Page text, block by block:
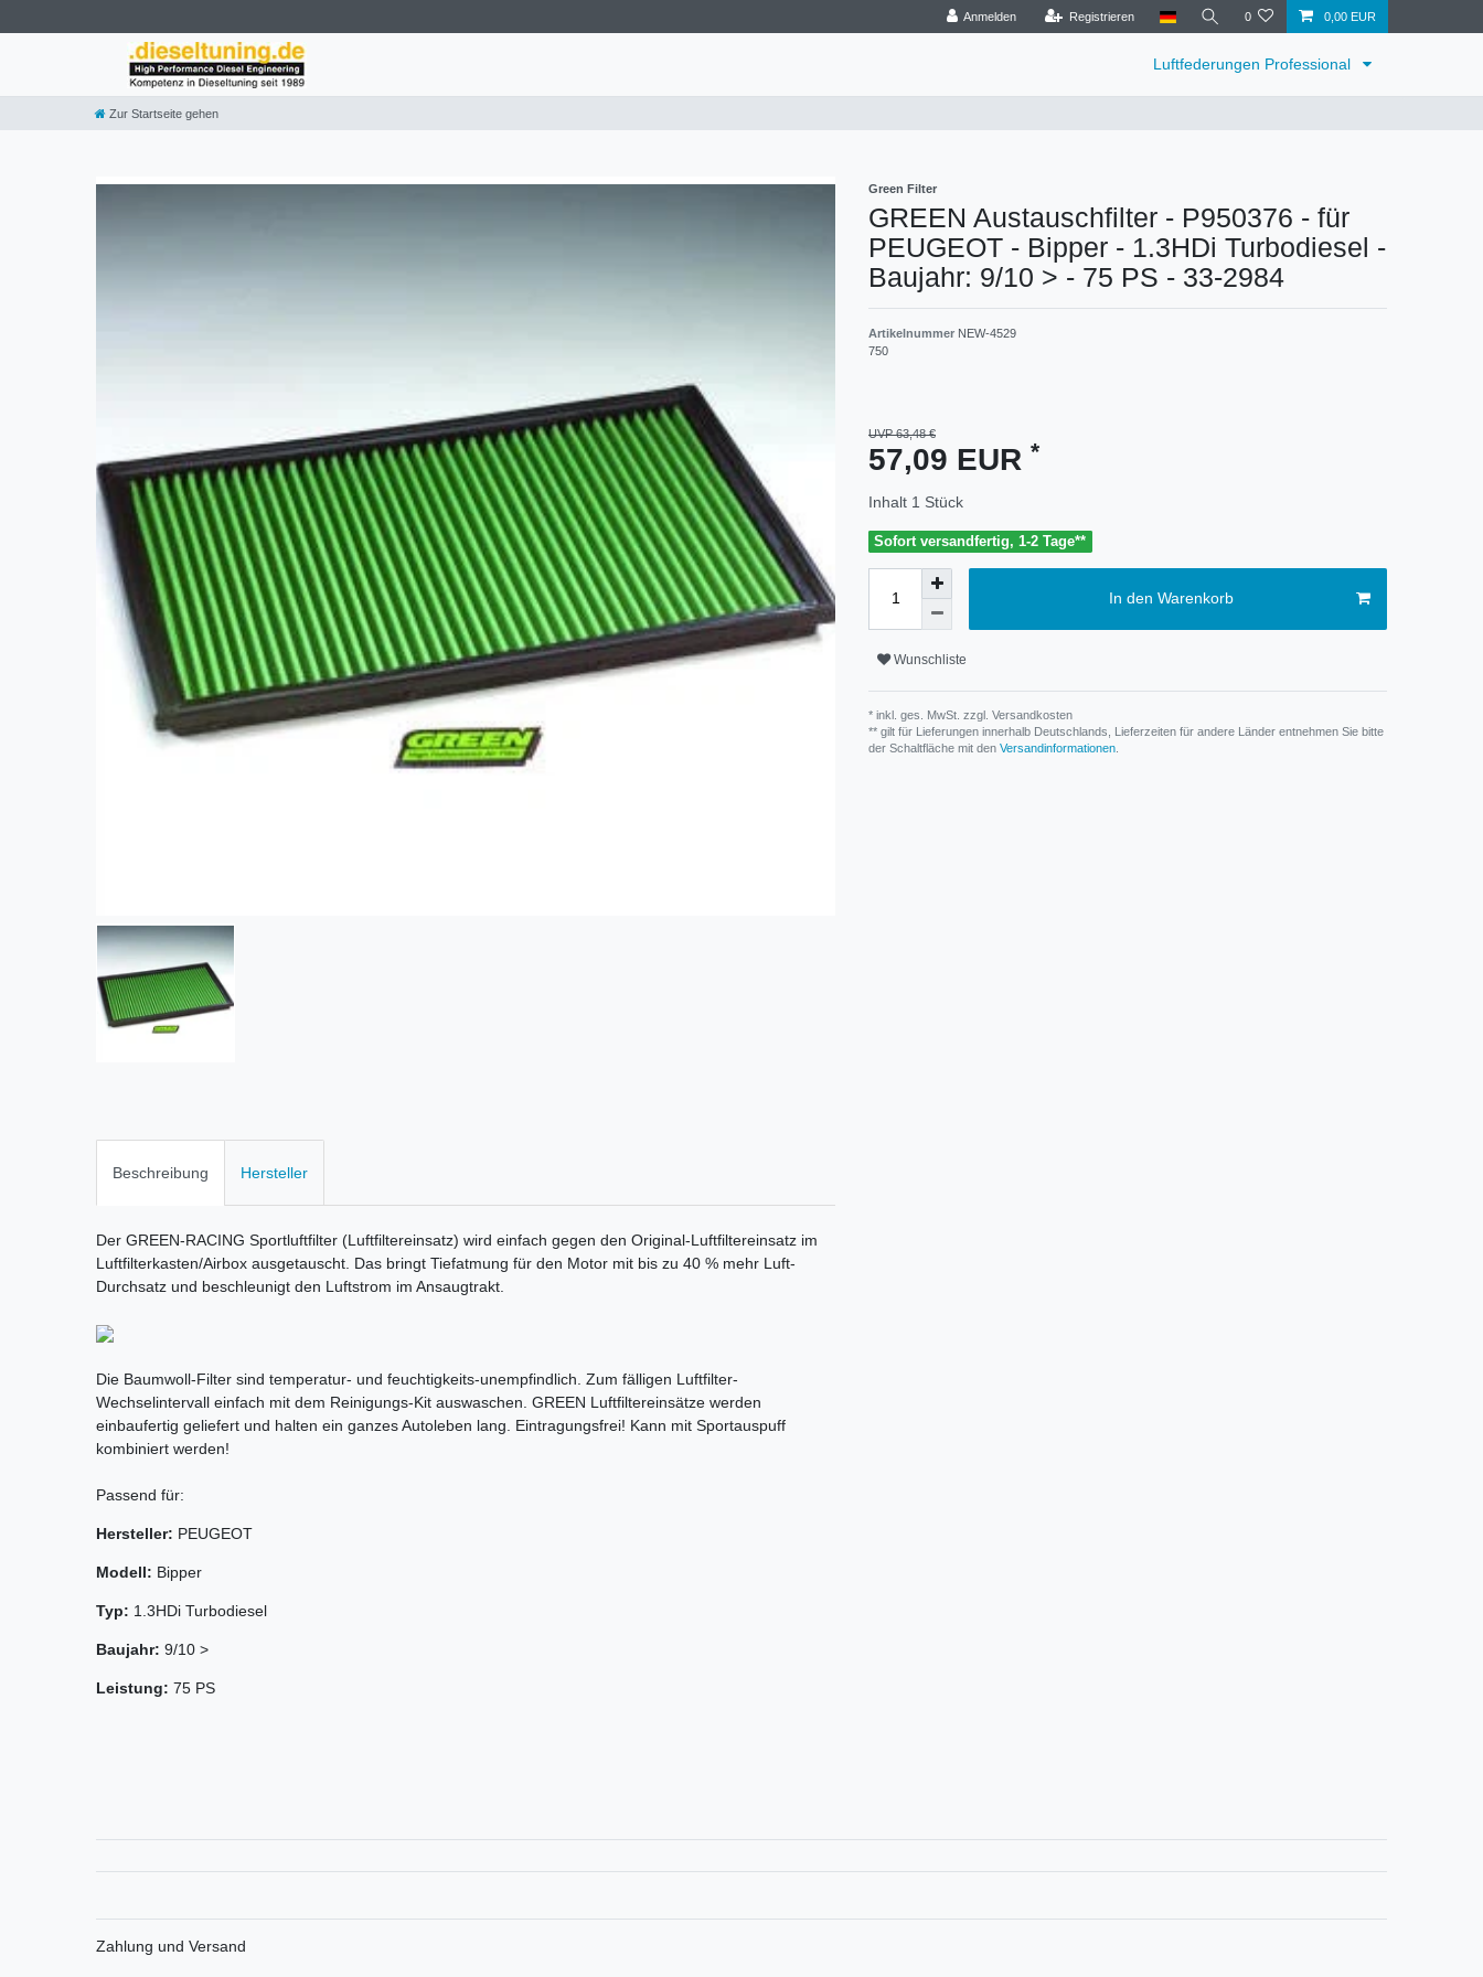
Anmelden Registrieren 0 0,00 EUR
Luftfederungen Professional
Zur Startseite gehen
Green Filter
GREEN Austauschfilter - P950376 - für
PEUGEOT - Bipper - 1.3HDi Turbodiesel -
Baujahr: 9/10 > - 75 PS - 33-2984
Artikelnummer NEW-4529
750
UVP 63,48 €
57,09 EUR *
Inhalt 1 Stück
Sofort versandfertig, 1-2 Tage**
In den Warenkorb
Wunschliste
* inkl. ges. MwSt. zzgl. Versandkosten
** gilt für Lieferungen innerhalb Deutschlands, Lieferzeiten für andere Länder entnehmen Sie bitte
der Schaltfläche mit den Versandinformationen
Beschreibung Hersteller
Der GREEN-RACING Sportluftfilter (Luftfiltereinsatz) wird einfach gegen den Original-Luftfiltereinsatz im
Luftfilterkasten/Airbox ausgetauscht. Das bringt Tiefatmung für den Motor mit bis zu 40 % mehr Luft-
Durchsatz und beschleunigt den Luftstrom im Ansaugtrakt.
Die Baumwoll-Filter sind temperatur- und feuchtigkeits-unempfindlich. Zum fälligen Luftfilter-
Wechselintervall einfach mit dem Reinigungs-Kit auswaschen. GREEN Luftfiltereinsätze werden
einbaufertig geliefert und halten ein ganzes Autoleben lang. Eintragungsfrei! Kann mit Sportauspuff
kombiniert werden!
Passend für:
Hersteller: PEUGEOT
Modell: Bipper
Typ: 1.3HDi Turbodiesel
Baujahr: 9/10 >
Leistung: 75 PS
Zahlung und Versand